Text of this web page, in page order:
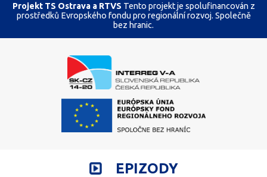
Projekt TS Ostrava a RTVS Tento projekt je spolufinancován z
prostředků Evropského fondu pro regionální rozvoj. Společně
bez hranic.
EPIZODY